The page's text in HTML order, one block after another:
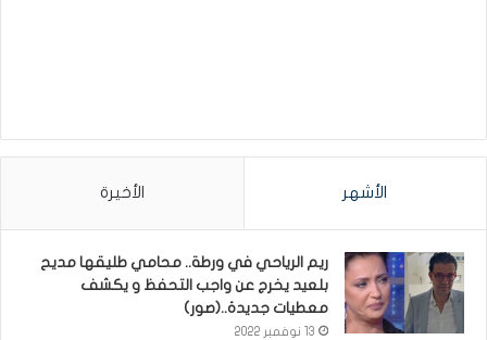
الأشهر الأخيرة
ريم الرياحي في ورطة.. محامي طليقها مديح
بلعيد يخرج عن واجب التحفظ و يكشف
معطيات جديدة..(صور)
13 نوفمبر 2022